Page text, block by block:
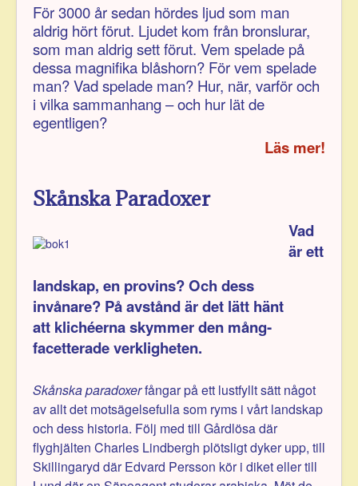
För 3000 år sedan hördes ljud som man
aldrig hört förut. Ljudet kom från bronslurar,
som man aldrig sett förut. Vem spelade på
dessa magnifika blåshorn? För vem spelade
man? Vad spelade man? Hur, när, varför och
i vilka samman­hang – och hur lät de
egentligen?
Läs mer!
Skånska Paradoxer
Vad
är ett
landskap, en provins? Och dess
invånare? På avstånd är det lätt hänt
att klichéerna skymmer den mång­
facetterade verkligheten.
Skånska paradoxerfångar på ett lustfyllt sätt något
av allt det motsägelsefulla som ryms i vårt landskap
och dess historia. Följ med till Gårdlösa där
flyghjälten Charles Lindbergh plötsligt dyker upp, till
Skillingaryd där Edvard Persson kör i diket eller till